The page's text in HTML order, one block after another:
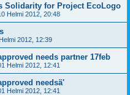
Solidarity for Project EcoLogo
Helmi 2012, 20:48
2012, 12:39
needs partner 17feb
Helmi 2012, 12:41
needsä'
Helmi 2012, 12:41